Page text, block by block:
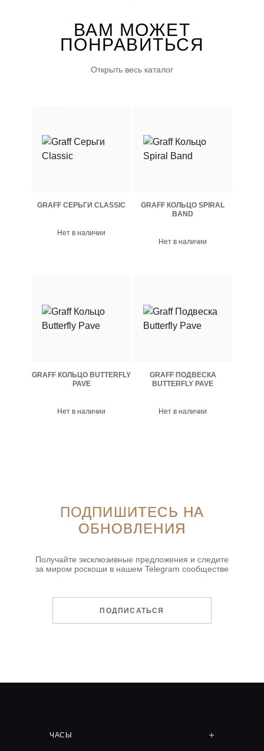
ВАМ МОЖЕТ
ПОНРАВИТЬСЯ
Открыть весь каталог
GRAFF СЕРЬГИ CLASSIC
Нет в наличии
GRAFF КОЛЬЦО SPIRAL
BAND
Нет в наличии
GRAFF КОЛЬЦО BUTTERFLY
PAVE
Нет в наличии
GRAFF ПОДВЕСКА
BUTTERFLY PAVE
Нет в наличии
ПОДПИШИТЕСЬ НА
ОБНОВЛЕНИЯ
Получайте эксклюзивные предложения и следите
за миром роскоши в нашем Telegram сообществе
ПОДПИСАТЬСЯ
ЧАСЫ